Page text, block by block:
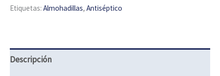
Etiquetas: Almohadillas, Antiséptico
Descripción